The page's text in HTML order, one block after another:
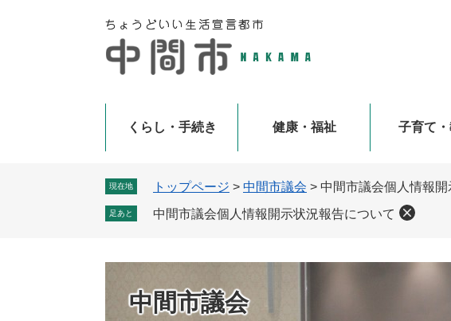
くらし・手続き 健康・福祉 子育て
現在地 トップページ > 中間市議会 > 中間市議会個人情報
足あと 中間市議会個人情報開示状況報告について
中間市議会